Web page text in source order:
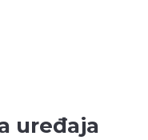
uređaja